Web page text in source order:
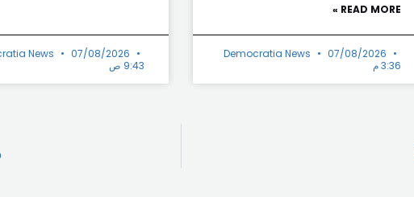
READ MORE »
Democratia News
07/08/2026
3:36 م
News
07/08/2026
9:43 ص